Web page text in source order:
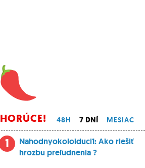
HORÚCE! 48H 7 DNÍ MESIAC
1
Nahodnyokoloiduci1: Ako riešiť
hrozbu preľudnenia ?